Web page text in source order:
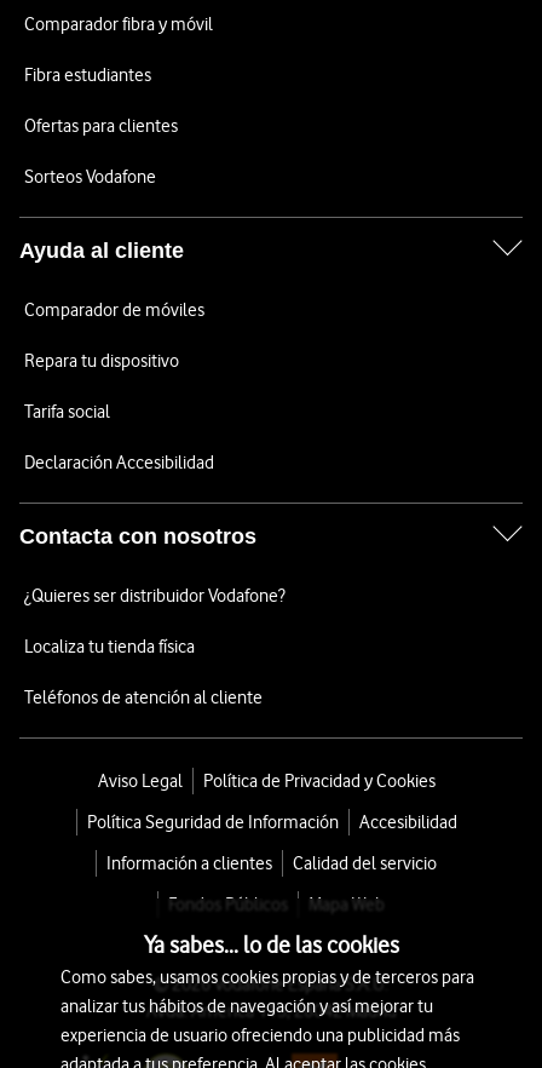
Comparador fibra y móvil
Fibra estudiantes
Ofertas para clientes
Sorteos Vodafone
Ayuda al cliente
Comparador de móviles
Repara tu dispositivo
Tarifa social
Declaración Accesibilidad
Contacta con nosotros
¿Quieres ser distribuidor Vodafone?
Localiza tu tienda física
Teléfonos de atención al cliente
Aviso Legal
Política de Privacidad y Cookies
Política Seguridad de Información
Accesibilidad
Información a clientes
Calidad del servicio
Fondos Públicos
Mapa Web
© 2026 Vodafone España S.A.U.
Avda. América 115, 28042 Madrid
Ya sabes... lo de las cookies
Como sabes, usamos cookies propias y de terceros para
analizar tus hábitos de navegación y así mejorar tu
experiencia de usuario ofreciendo una publicidad más